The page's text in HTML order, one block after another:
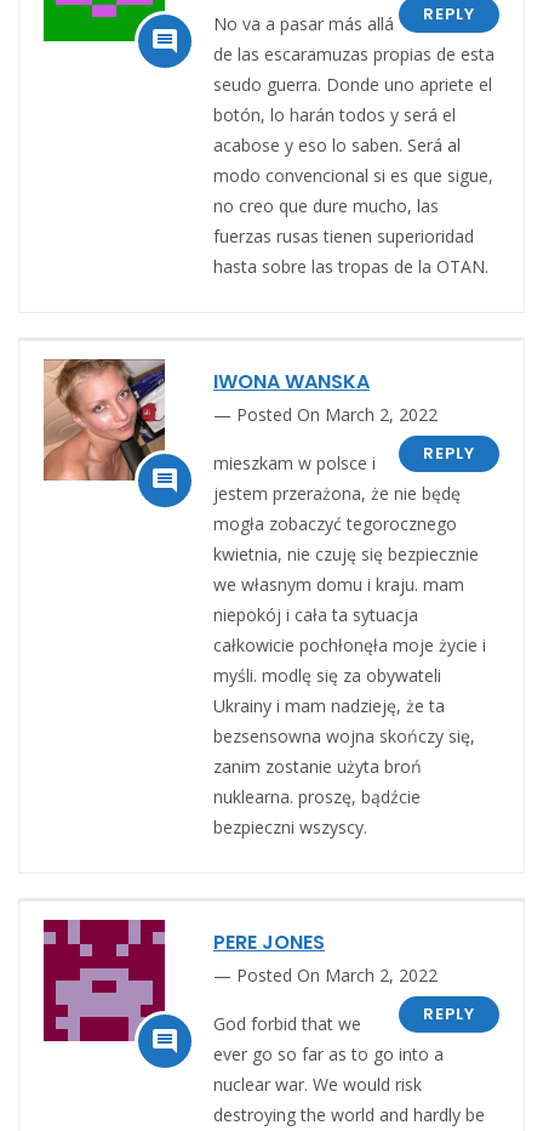

REPLY
No va a pasar más allá
de las escaramuzas propias de esta
seudo guerra. Donde uno apriete el
botón, lo harán todos y será el
acabose y eso lo saben. Será al
modo convencional si es que sigue,
no creo que dure mucho, las
fuerzas rusas tienen superioridad
hasta sobre las tropas de la OTAN.

IWONA WANSKA
Posted On March 2, 2022
REPLY
mieszkam w polsce i
jestem przerażona, że nie będę
mogła zobaczyć tegorocznego
kwietnia, nie czuję się bezpiecznie
we własnym domu i kraju. mam
niepokój i cała ta sytuacja
całkowicie pochłonęła moje życie i
myśli. modlę się za obywateli
Ukrainy i mam nadzieję, że ta
bezsensowna wojna skończy się,
zanim zostanie użyta broń
nuklearna. proszę, bądźcie
bezpieczni wszyscy.

PERE JONES
Posted On March 2, 2022
REPLY
God forbid that we
ever go so far as to go into a
nuclear war. We would risk
destroying the world and hardly be